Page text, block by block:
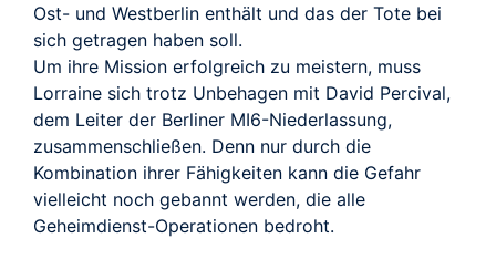
Ost- und Westberlin enthält und das der Tote bei
sich getragen haben soll.
Um ihre Mission erfolgreich zu meistern, muss
Lorraine sich trotz Unbehagen mit David Percival,
dem Leiter der Berliner MI6-Niederlassung,
zusammenschließen. Denn nur durch die
Kombination ihrer Fähigkeiten kann die Gefahr
vielleicht noch gebannt werden, die alle
Geheimdienst-Operationen bedroht.